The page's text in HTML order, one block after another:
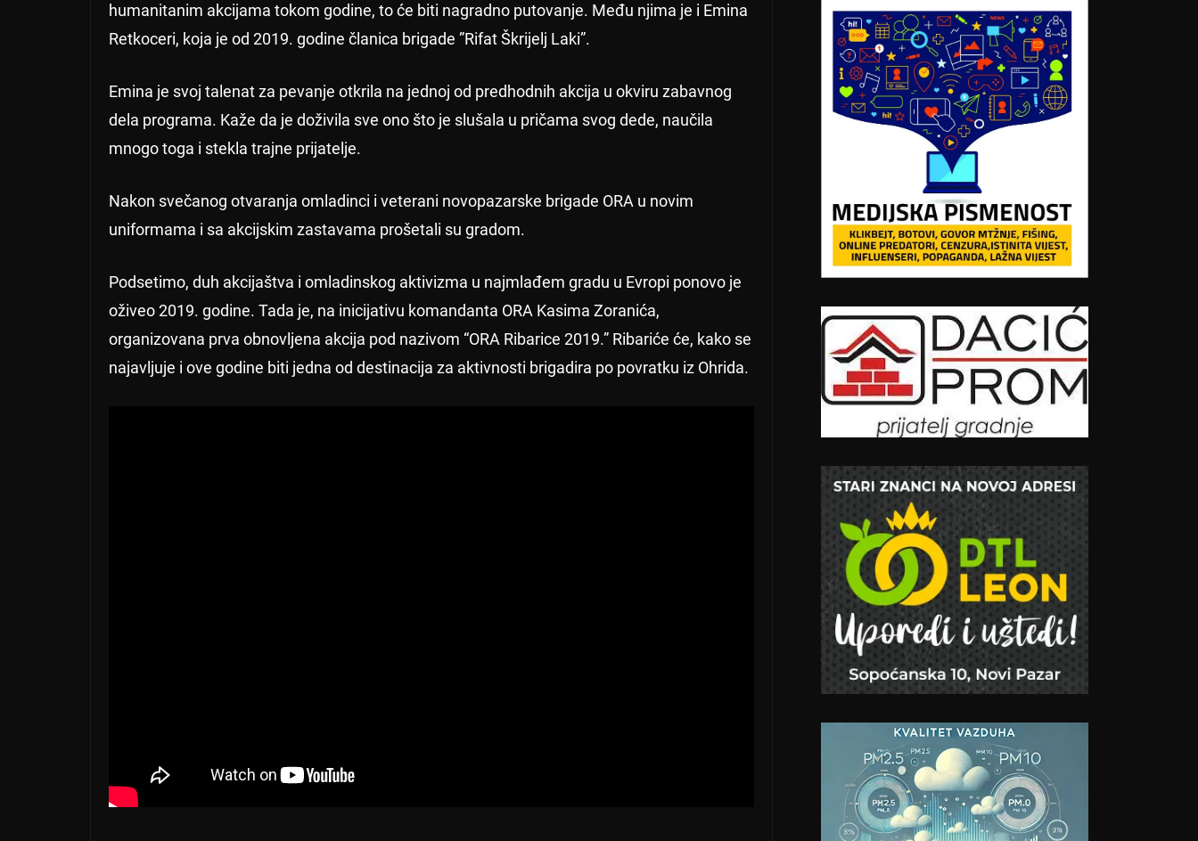
humanitanim akcijama tokom godine, to će biti nagradno putovanje. Među njima je i Emina
Retkoceri, koja je od 2019. godine članica brigade ”Rifat Škrijelj Laki”.
Emina je svoj talenat za pevanje otkrila na jednoj od predhodnih akcija u okviru zabavnog
dela programa. Kaže da je doživila sve ono što je slušala u pričama svog dede, naučila
mnogo toga i stekla trajne prijatelje.
Nakon svečanog otvaranja omladinci i veterani novopazarske brigade ORA u novim
uniformama i sa akcijskim zastavama prošetali su gradom.
Podsetimo, duh akcijaštva i omladinskog aktivizma u najmlađem gradu u Evropi ponovo je
oživeo 2019. godine. Tada je, na inicijativu komandanta ORA Kasima Zoranića,
organizovana prva obnovljena akcija pod nazivom “ORA Ribarice 2019.” Ribariće će, kako se
najavljuje i ove godine biti jedna od destinacija za aktivnosti brigadira po povratku iz Ohrida.